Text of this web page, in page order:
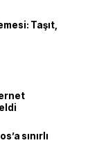
Taşıt,
sınırlı